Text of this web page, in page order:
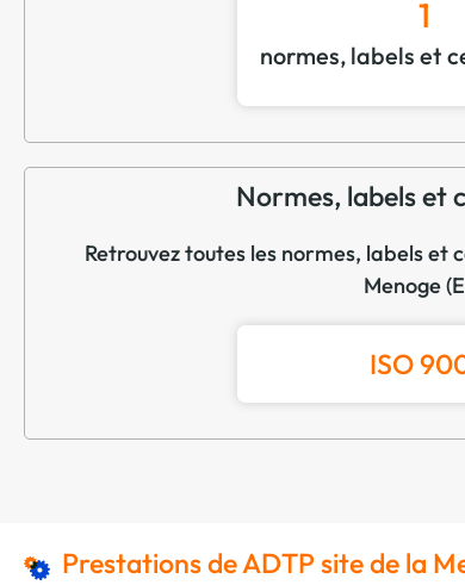
1
normes, labels et
Normes, labels et
Retrouvez toutes les normes, labels et
Menoge
ISO
Prestations de ADTP site de la